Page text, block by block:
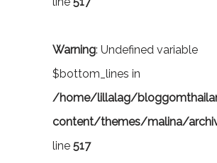
Warning: Undefined variable
$bottom_lines in
/home/lillalag/
content/themes/malina/
line 517